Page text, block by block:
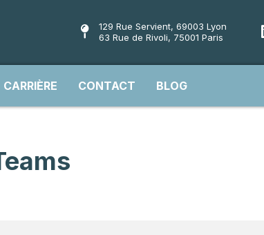
129 Rue Servient, 69003 Lyon
63 Rue de Rivoli, 75001 Paris
CARRIÈRE CONTACT BLOG